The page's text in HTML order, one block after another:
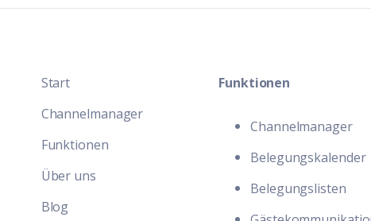
Start
Channelmanager
Funktionen
Über uns
Blog
Funktionen
Channelmanager
Belegungskalender
Belegungslisten